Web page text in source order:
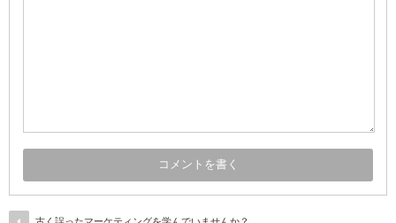
古く誤ったマーケティングを学んでいませんか？